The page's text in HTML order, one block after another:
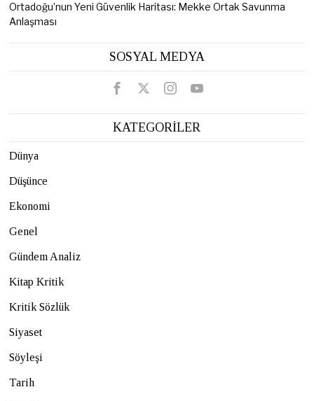
Ortadoğu’nun Yeni Güvenlik Haritası: Mekke Ortak Savunma
Anlaşması
SOSYAL MEDYA
KATEGORİLER
Dünya
Düşünce
Ekonomi
Genel
Gündem Analiz
Kitap Kritik
Kritik Sözlük
Siyaset
Söyleşi
Tarih